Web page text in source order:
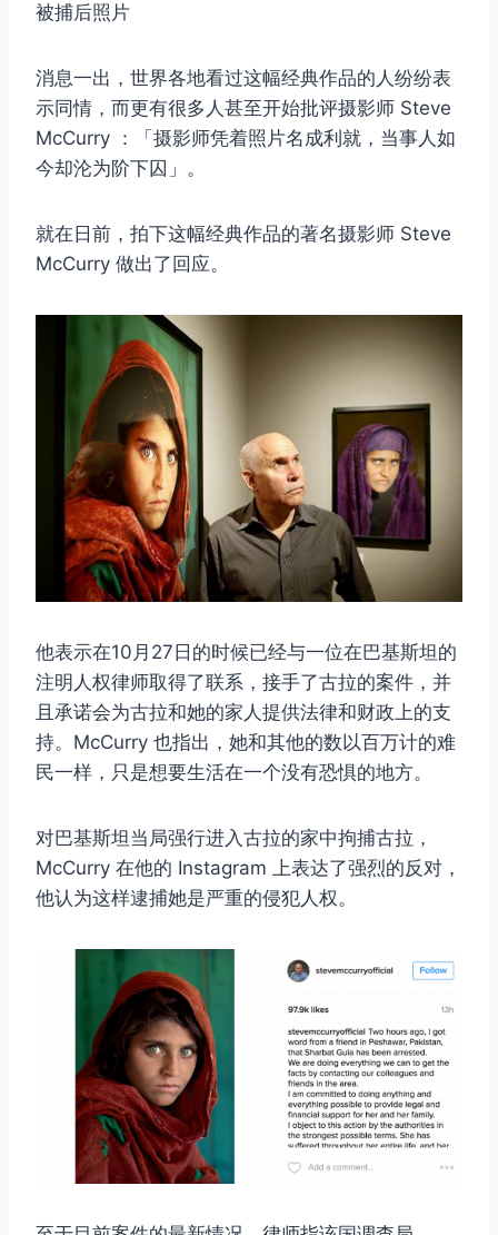
被捕后照片
消息一出，世界各地看过这幅经典作品的人纷纷表
示同情，而更有很多人甚至开始批评摄影师 Steve
McCurry ：「摄影师凭着照片名成利就，当事人如
今却沦为阶下囚」。
就在日前，拍下这幅经典作品的著名摄影师 Steve
McCurry 做出了回应。
他表示在10月27日的时候已经与一位在巴基斯坦的
注明人权律师取得了联系，接手了古拉的案件，并
且承诺会为古拉和她的家人提供法律和财政上的支
持。McCurry 也指出，她和其他的数以百万计的难
民一样，只是想要生活在一个没有恐惧的地方。
对巴基斯坦当局强行进入古拉的家中拘捕古拉，
McCurry 在他的 Instagram 上表达了强烈的反对，
他认为这样逮捕她是严重的侵犯人权。